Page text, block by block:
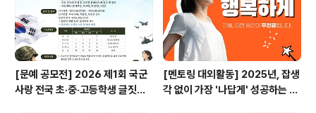
[문예 공모전] 2026 제1회 국군
사랑 전국 초·중·고등학생 글짓기
[멘토링 대외활동] 2025년, 잡생
각 없이 가장 '나답게' 성공하는 법